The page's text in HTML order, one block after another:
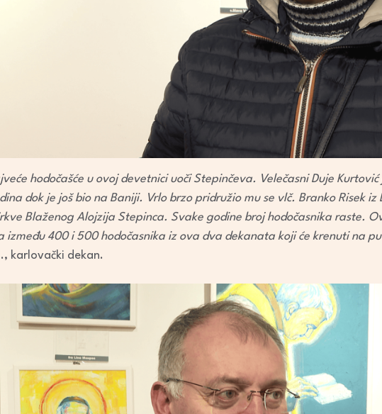
hodočašće u ovoj devetnici uoči Stepinčeva. Velečasni Duje
dok je još bio na Baniji. Vrlo brzo pridružio mu se vlč. Branko Risek iz
Blaženog Alojzija Stepinca. Svake godine broj hodočasnika raste.
između 400 i 500 hodočasnika iz ova dva dekanata koji će krenuti na
karlovački dekan.